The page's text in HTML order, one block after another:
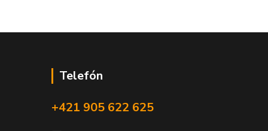
Telefón
+421 905 622 625